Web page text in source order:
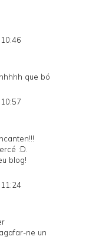
que bó
:D.
blog!
ne un